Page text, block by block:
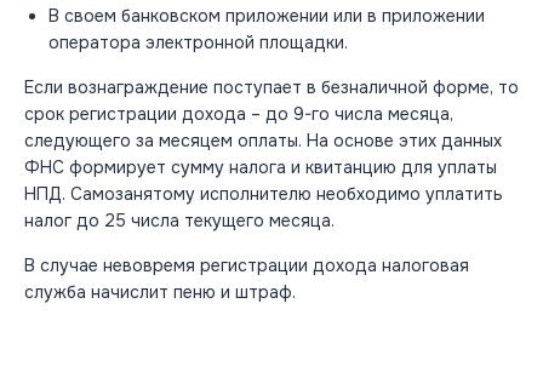
В своем банковском приложении или в приложении
оператора электронной площадки.
Если вознаграждение поступает в безналичной форме, то
срок регистрации дохода – до 9-го числа месяца,
следующего за месяцем оплаты. На основе этих данных
ФНС формирует сумму налога и квитанцию для уплаты
НПД. Самозанятому исполнителю необходимо уплатить
налог до 25 числа текущего месяца.
В случае невовремя регистрации дохода налоговая
служба начислит пеню и штраф.